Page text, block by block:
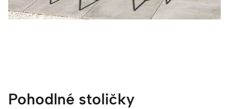
Pohodlné stoličky